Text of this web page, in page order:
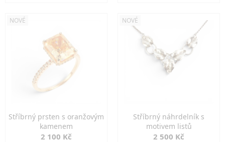
NOVÉ
Stříbrný prsten s oranžovým
kamenem
2 100 Kč
NOVÉ
Stříbrný náhrdelník s
motivem listů
2 500 Kč